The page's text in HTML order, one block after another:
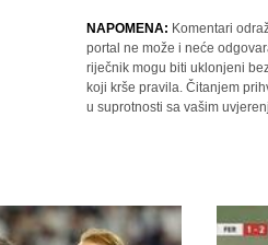
NAPOMENA: Komentari
portal ne može i neće
riječnik mogu biti uklonjeni
koji krše pravila. Čitanjem
u suprotnosti sa vašim